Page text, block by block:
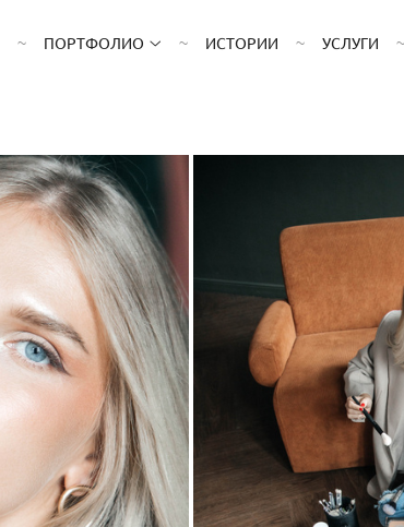
ПОРТФОЛИО ИСТОРИИ УСЛУГИ